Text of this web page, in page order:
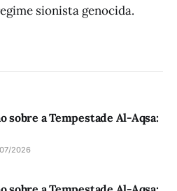
sionista genocida.
sobre a Tempestade Al-Aqsa:
2026